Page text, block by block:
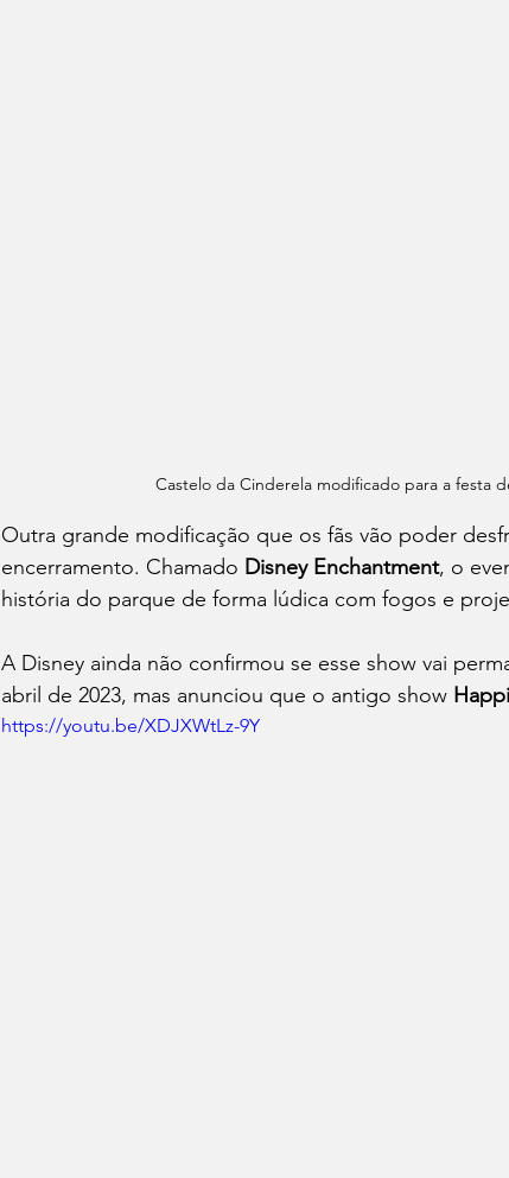
Castelo da Cinderela modificado para a festa
Outra grande modificação que os fãs vão poder
encerramento. Chamado Disney Enchantment, o
história do parque de forma lúdica com fogos e
A Disney ainda não confirmou se esse show vai
abril de 2023, mas anunciou que o antigo show
https://youtu.be/XDJXWtLz-9Y